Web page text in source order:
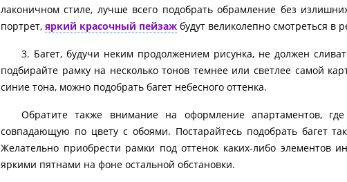
лаконичном стиле, лучше всего подобрать обрамление без
портрет, яркий красочный пейзаж будут великолепно смотреться в
3. Багет, будучи неким продолжением рисунка, не должен
подбирайте рамку на несколько тонов темнее или светлее самой
синие тона, можно подобрать багет небесного оттенка.
Обратите также внимание на оформление апартаментов,
совпадающую по цвету с обоями. Постарайтесь подобрать багет
Желательно приобрести рамки под оттенок каких-либо элементов
яркими пятнами на фоне остальной обстановки.